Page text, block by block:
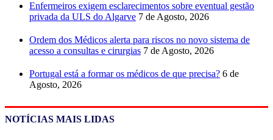
Enfermeiros exigem esclarecimentos sobre eventual gestão
privada da ULS do Algarve 7 de Agosto, 2026
Ordem dos Médicos alerta para riscos no novo sistema de
acesso a consultas e cirurgias 7 de Agosto, 2026
Portugal está a formar os médicos de que precisa? 6 de
Agosto, 2026
NOTÍCIAS MAIS LIDAS